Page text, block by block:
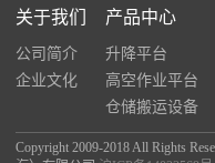
关于我们
公司简介
企业文化
产品中心
升降平台
高空作业平台
仓储搬运设备
Copyright 2009-2018 All Rights